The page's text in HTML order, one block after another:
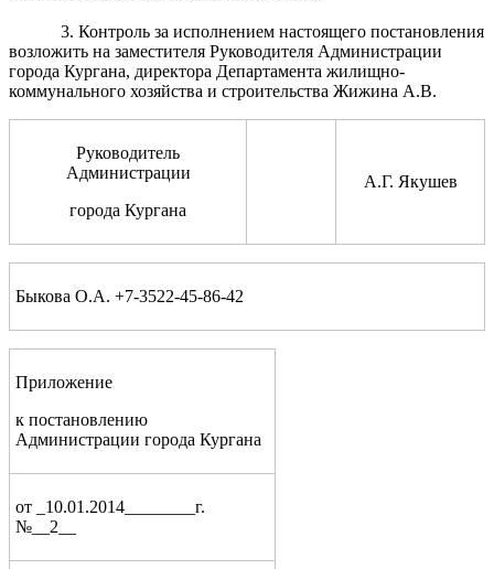
3. Контроль за исполнением настоящего постановления
возложить на заместителя Руководителя Администрации
города Кургана, директора Департамента жилищно-
коммунального хозяйства и строительства Жижина А.В.
Руководитель
Администрации
города Кургана
А.Г. Якушев
Быкова О.А. +7-3522-45-86-42
Приложение
к постановлению
Администрации города Кургана
от _10.01.2014________г.
№__2__